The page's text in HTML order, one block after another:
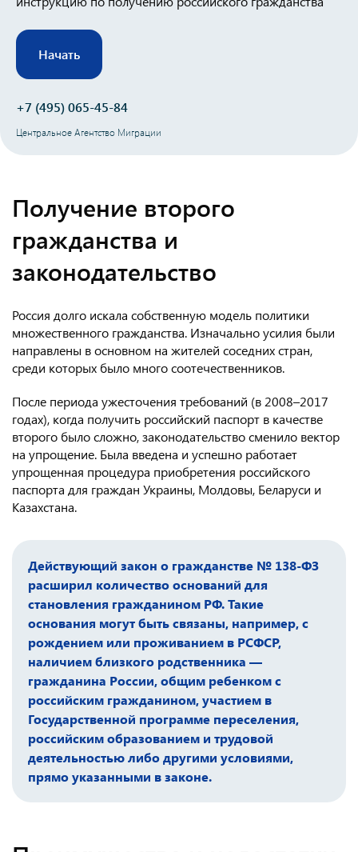
Начать
+7 (495) 065-45-84
Центральное Агентство Миграции
Получение второго
гражданства и
законодательство
Россия долго искала собственную модель политики
множественного гражданства. Изначально усилия были
направлены в основном на жителей соседних стран,
среди которых было много соотечественников.
После периода ужесточения требований (в 2008–2017
годах), когда получить российский паспорт в качестве
второго было сложно, законодательство сменило вектор
на упрощение. Была введена и успешно работает
упрощенная процедура приобретения российского
паспорта для граждан Украины, Молдовы, Беларуси и
Казахстана.
Действующий закон о гражданстве № 138-ФЗ
расширил количество оснований для
становления гражданином РФ. Такие
основания могут быть связаны, например, с
рождением или проживанием в РСФСР,
наличием близкого родственника —
гражданина России, общим ребенком с
российским гражданином, участием в
Государственной программе переселения,
российским образованием и трудовой
деятельностью либо другими условиями,
прямо указанными в законе.